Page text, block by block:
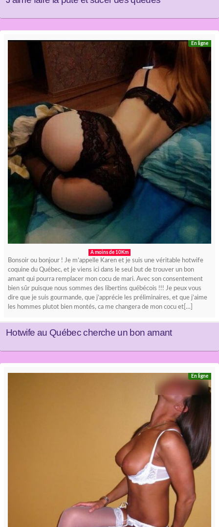
En ligne
A moins de 10Km
Bonsoir ou bonjour ! Je m’appelle Karen et je suis une véritable hotwife
coquine du Québec, et je viens ici dans le seul but de trouver un bon
amant qui pourra remplacer mon cocu de mari. Avec son consentement
bien sûr puisque nous sommes des libertins québécois !!! Je peux vous
dire que je suis gourmande, que j’apprécie les préliminaires, et que j’aime
les hommes plutot bien montés, ca me changera de mon cocu et[…]
Hotwife au Québec cherche un bon amant
En ligne